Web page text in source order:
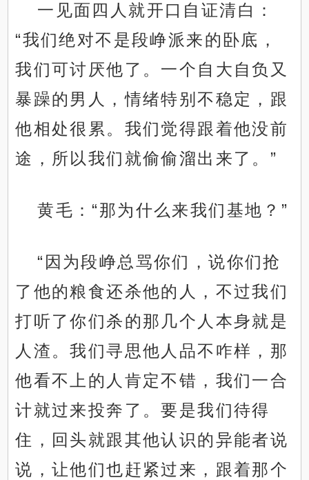
一见面四人就开口自证清白：
“我们绝对不是段峥派来的卧底，
我们可讨厌他了。一个自大自负又
暴躁的男人，情绪特别不稳定，跟
他相处很累。我们觉得跟着他没前
途，所以我们就偷偷溜出来了。”
黄毛：“那为什么来我们基地？”
“因为段峥总骂你们，说你们抢
了他的粮食还杀他的人，不过我们
打听了你们杀的那几个人本身就是
人渣。我们寻思他人品不咋样，那
他看不上的人肯定不错，我们一合
计就过来投奔了。要是我们待得
住，回头就跟其他认识的异能者说
说，让他们也赶紧过来，跟着那个